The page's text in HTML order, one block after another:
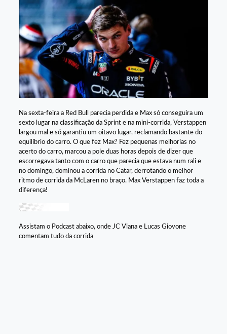
Na sexta-feira a Red Bull parecia perdida e Max só conseguira um
sexto lugar na classificação da Sprint e na mini-corrida, Verstappen
largou mal e só garantiu um oitavo lugar, reclamando bastante do
equilíbrio do carro. O que fez Max? Fez pequenas melhorias no
acerto do carro, marcou a pole duas horas depois de dizer que
escorregava tanto com o carro que parecia que estava num rali e
no domingo, dominou a corrida no Catar, derrotando o melhor
ritmo de corrida da McLaren no braço. Max Verstappen faz toda a
diferença!
Assistam o Podcast abaixo, onde JC Viana e Lucas Giovone
comentam tudo da corrida